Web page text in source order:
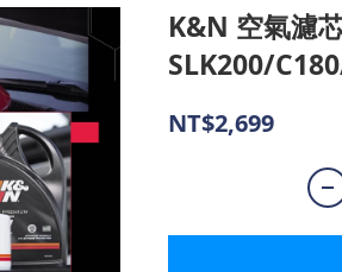
K&N 空氣濾
SLK200/
NT$2,699